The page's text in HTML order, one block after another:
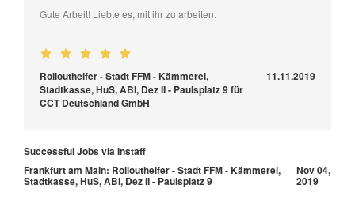
Gute Arbeit! Liebte es, mit ihr zu arbeiten.
Rollouthelfer - Stadt FFM - Kämmerei,
Stadtkasse, HuS, ABI, Dez II - Paulsplatz 9 für
CCT Deutschland GmbH
11.11.2019
Successful Jobs via Instaff
Frankfurt am Main: Rollouthelfer - Stadt FFM - Kämmerei,
Stadtkasse, HuS, ABI, Dez II - Paulsplatz 9
Nov 04,
2019